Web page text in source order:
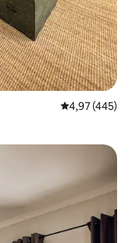
4,97 av 5 i
4,97 (445)